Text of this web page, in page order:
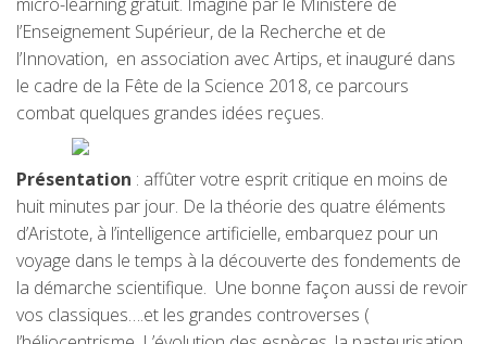
l’Enseignement Supérieur, de la Recherche et de
l’Innovation, en association avec Artips, et inauguré dans
le cadre de la Fête de la Science 2018, ce parcours
combat quelques grandes idées reçues.
Présentation : affûter votre esprit critique en moins de
huit minutes par jour. De la théorie des quatre éléments
d’Aristote, à l’intelligence artificielle, embarquez pour un
voyage dans le temps à la découverte des fondements de
la démarche scientifique. Une bonne façon aussi de revoir
vos classiques….et les grandes controverses (